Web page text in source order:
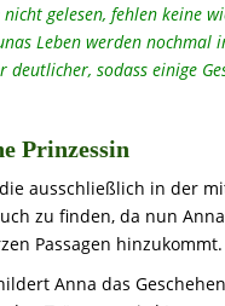
gelesen, fehlen keine
Leben werden nochmal
sodass einige
Prinzessin
ausschließlich in der
zu finden, da nun
Passagen hinzukommt.
Anna das